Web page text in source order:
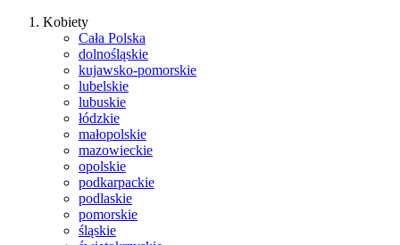
Kobiety
Cała Polska
dolnośląskie
kujawsko-pomorskie
lubelskie
lubuskie
łódzkie
małopolskie
mazowieckie
opolskie
podkarpackie
podlaskie
pomorskie
śląskie